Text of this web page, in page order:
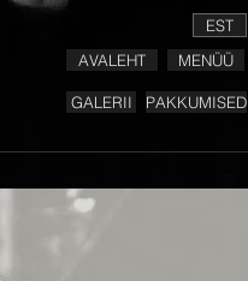
EST
AVALEHT
MENÜÜ
GALERII PAKKUMISED